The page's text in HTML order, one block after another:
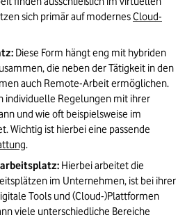
sich primär auf modernes Cloud-
Diese Form hängt eng mit hybriden
die neben der Tätigkeit in den
auch Remote-Arbeit ermöglichen.
individuelle Regelungen mit ihrer
und wie oft beispielsweise im
.
Hierbei arbeitet die
im Unternehmen, ist bei ihrer
Tools und (Cloud-)Plattformen
viele unterschiedliche Bereiche